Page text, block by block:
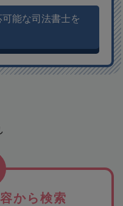
能な司法書士を
から検索